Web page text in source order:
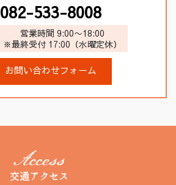
082-533-8008
営業時間 9:00〜18:00
※最終受付 17:00（水曜定休）
お問い合わせフォーム
交通アクセス